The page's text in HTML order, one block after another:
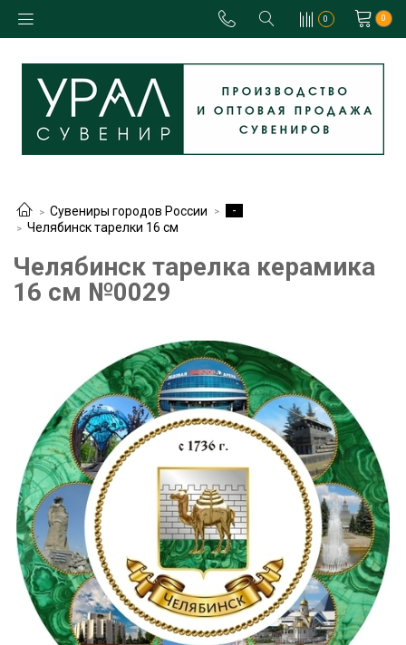
0 0
Сувениры городов России
-
Челябинск тарелки 16 см
Челябинск тарелка керамика
16 см №0029